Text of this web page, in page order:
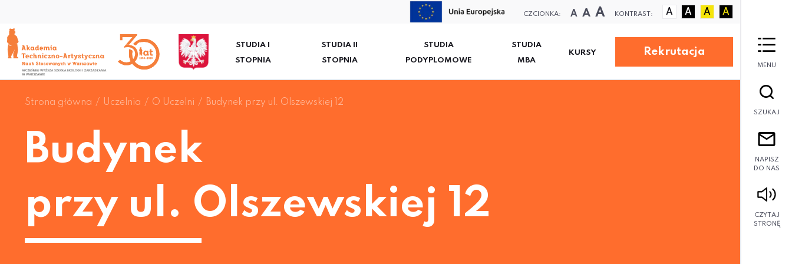
CZCIONKA: A A A KONTRAST: A A A A
STUDIA I
STOPNIA
STUDIA II
STOPNIA
STUDIA
PODYPLOMOWE
STUDIA
MBA
KURSY Rekrutacja
MENU
SZUKAJ
NAPISZ
DO NAS
CZYTAJ
STRONĘ
Strona główna Uczelnia O Uczelni Budynek przy ul. Olszewskiej 12
Budynek
przy ul. Olszewskiej 12